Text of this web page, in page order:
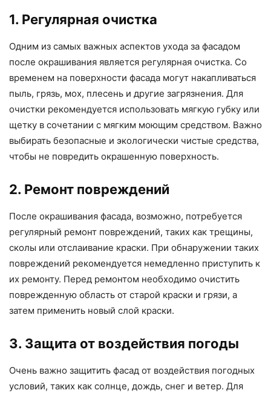
1. Регулярная очистка
Одним из самых важных аспектов ухода за фасадом
после окрашивания является регулярная очистка. Со
временем на поверхности фасада могут накапливаться
пыль, грязь, мох, плесень и другие загрязнения. Для
очистки рекомендуется использовать мягкую губку или
щетку в сочетании с мягким моющим средством. Важно
выбирать безопасные и экологически чистые средства,
чтобы не повредить окрашенную поверхность.
2. Ремонт повреждений
После окрашивания фасада, возможно, потребуется
регулярный ремонт повреждений, таких как трещины,
сколы или отслаивание краски. При обнаружении таких
повреждений рекомендуется немедленно приступить к
их ремонту. Перед ремонтом необходимо очистить
поврежденную область от старой краски и грязи, а
затем применить новый слой краски.
3. Защита от воздействия погоды
Очень важно защитить фасад от воздействия погодных
условий, таких как солнце, дождь, снег и ветер. Для